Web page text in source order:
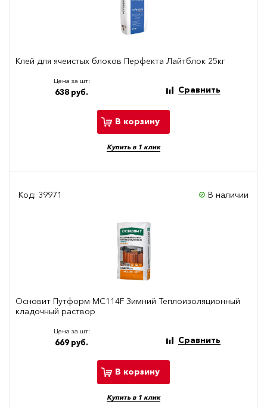
Клей для ячеистых блоков Перфекта Лайтблок 25кг
Цена за шт:
638 руб. Сравнить
В корзину
Купить в 1 клик
Код: 39971 В наличии
Основит Путформ МС114F Зимний Теплоизоляционный
кладочный раствор
Цена за шт:
669 руб. Сравнить
В корзину
Купить в 1 клик